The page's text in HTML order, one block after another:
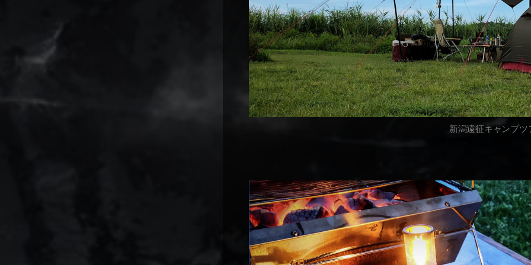
新潟遠征キャンプツ